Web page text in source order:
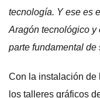
tecnología. Y ese es
Aragón tecnológico
parte fundamental de
Con la instalación de
los talleres gráficos